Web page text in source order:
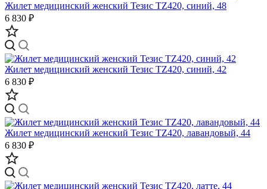
Жилет медицинский женский Тезис TZ420, синий, 48
6 830 ₽
Жилет медицинский женский Тезис TZ420, синий, 42
6 830 ₽
Жилет медицинский женский Тезис TZ420, лавандовый, 44
6 830 ₽